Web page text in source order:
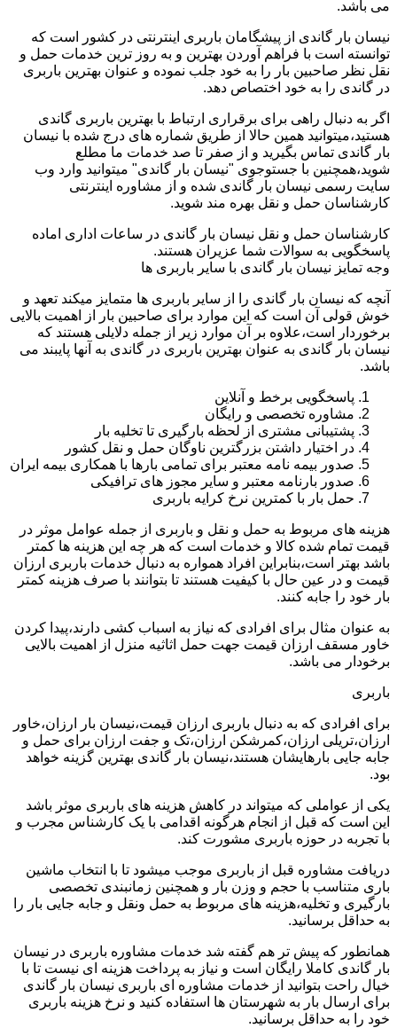
می باشد.
نیسان بار گاندی از پیشگامان باربری اینترنتی در کشور است که
توانسته است با فراهم آوردن بهترین و به روز ترین خدمات حمل و
نقل نظر صاحبین بار را به خود جلب نموده و عنوان بهترین باربری
در گاندی را به خود اختصاص دهد.
اگر به دنبال راهی برای برقراری ارتباط با بهترین باربری گاندی
هستید،میتوانید همین حالا از طریق شماره های درج شده با نیسان
بار گاندی تماس بگیرید و از صفر تا صد خدمات ما مطلع
شوید،همچنین با جستوجوی "نیسان بار گاندی" میتوانید وارد وب
سایت رسمی نیسان بار گاندی شده و از مشاوره اینترنتی
کارشناسان حمل و نقل بهره مند شوید.
کارشناسان حمل و نقل نیسان بار گاندی در ساعات اداری اماده
پاسخگویی به سوالات شما عزیران هستند.
وجه تمایز نیسان بار گاندی با سایر باربری ها
آنچه که نیسان بار گاندی را از سایر باربری ها متمایز میکند تعهد و
خوش قولی آن است که این موارد برای صاحبین بار از اهمیت بالایی
برخوردار است،علاوه بر آن موارد زیر از جمله دلایلی هستند که
نیسان بار گاندی به عنوان بهترین باربری در گاندی به آنها پایبند می
باشد.
پاسخگویی برخط و آنلاین
مشاوره تخصصی و رایگان
پشتیبانی مشتری از لحظه بارگیری تا تخلیه بار
در اختیار داشتن بزرگترین ناوگان حمل و نقل کشور
صدور بیمه نامه معتبر برای تمامی بارها با همکاری بیمه ایران
صدور بارنامه معتبر و سایر مجوز های ترافیکی
حمل بار با کمترین نرخ کرایه باربری
هزینه های مربوط به حمل و نقل و باربری از جمله عوامل موثر در
قیمت تمام شده کالا و خدمات است که هر چه این هزینه ها کمتر
باشد بهتر است،بنابراین افراد همواره به دنبال خدمات باربری ارزان
قیمت و در عین حال با کیفیت هستند تا بتوانند با صرف هزینه کمتر
بار خود را جابه کنند.
به عنوان مثال برای افرادی که نیاز به اسباب کشی دارند،پیدا کردن
خاور مسقف ارزان قیمت جهت حمل اثاثیه منزل از اهمیت بالایی
برخودار می باشد.
باربری
برای افرادی که به دنبال باربری ارزان قیمت،نیسان بار ارزان،خاور
ارزان،تریلی ارزان،کمرشکن ارزان،تک و جفت ارزان برای حمل و
جابه جایی بارهایشان هستند،نیسان بار گاندی بهترین گزینه خواهد
بود.
یکی از عواملی که میتواند در کاهش هزینه های باربری موثر باشد
این است که قبل از انجام هرگونه اقدامی با یک کارشناس مجرب و
با تجربه در حوزه باربری مشورت کند.
دریافت مشاوره قبل از باربری موجب میشود تا با انتخاب ماشین
باری متناسب با حجم و وزن بار و همچنین زمانبندی تخصصی
بارگیری و تخلیه،هزینه های مربوط به حمل ونقل و جابه جایی بار را
به حداقل برسانید.
همانطور که پیش تر هم گفته شد خدمات مشاوره باربری در نیسان
بار گاندی کاملا رایگان است و نیاز به پرداخت هزینه ای نیست تا با
خیال راحت بتوانید از خدمات مشاوره ای باربری نیسان بار گاندی
برای ارسال بار به شهرستان ها استفاده کنید و نرخ هزینه باربری
خود را به حداقل برسانید.